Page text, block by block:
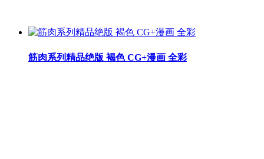
筋肉系列精品绝版 褐色 CG+漫画 全彩